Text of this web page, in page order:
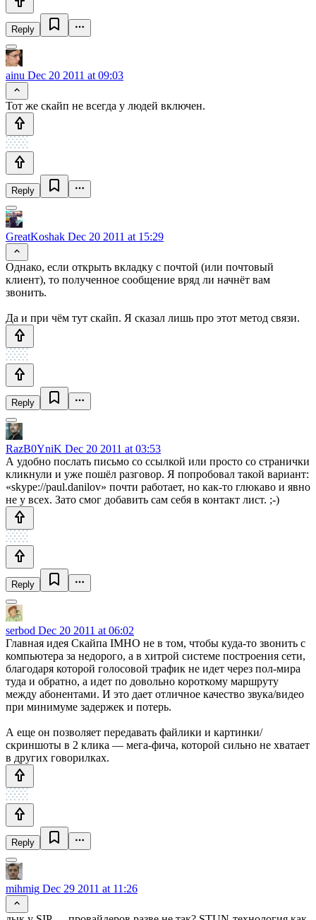
Reply
ainu Dec 20 2011 at 09:03
Тот же скайп не всегда у людей включен.
Reply
GreatKoshak Dec 20 2011 at 15:29
Однако, если открыть вкладку с почтой (или почтовый
клиент), то полученное сообщение вряд ли начнёт вам
звонить.
Да и при чём тут скайп. Я сказал лишь про этот метод связи.
Reply
RazB0YniK Dec 20 2011 at 03:53
А удобно послать письмо со ссылкой или просто со странички
кликнули и уже пошёл разговор. Я попробовал такой вариант:
«skype://paul.danilov» почти работает, но как-то глюкаво и явно
не у всех. Зато смог добавить сам себя в контакт лист. ;-)
Reply
serbod Dec 20 2011 at 06:02
Главная идея Скайпа IMHO не в том, чтобы куда-то звонить с
компьютера за недорого, а в хитрой системе построения сети,
благодаря которой голосовой трафик не идет через пол-мира
туда и обратно, а идет по довольно короткому маршруту
между абонентами. И это дает отличное качество звука/видео
при минимуме задержек и потерь.
А еще он позволяет передавать файлики и картинки/
скриншоты в 2 клика — мега-фича, которой сильно не хватает
в других говорилках.
Reply
mihmig Dec 29 2011 at 11:26